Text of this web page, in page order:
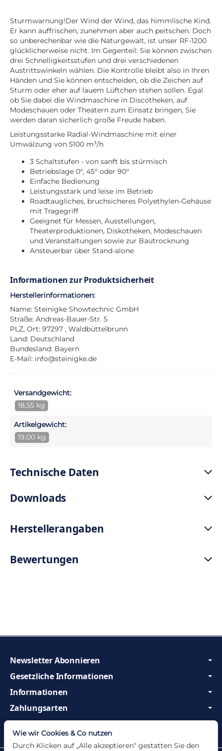
Sturmwarnung!Der Wind der Wind, das himmlische Kind.
Er kann auffrischen, zunehmen aber auch peitschen. Doch
so unberechenbar wie die Naturgewalt, ist unser RF-1200
glücklicherweise nicht. Im Gegenteil: Sie können zwischen
drei Schnelligkeitsstufen und drei verschiedenen
Austrittswinkeln wählen. Die Kontrolle bleibt also in Ihren
Händen und Sie können entscheiden, ob die Zeichen auf
Sturm oder eher auf lauem Lüftchen stehen sollen. Egal
ob Sie dabei die Windmaschine in Discotheken, auf
Modeschauen oder Theatern zum Einsatz bringen, Sie
werden daran sicherlich große Freude haben.
Leistungsstarke Radial-Windmaschine mit einer
Umwälzung von 5100 m³/h
3 Schaltstufen - von sanft bis stürmisch
Betriebslage 0°, 45° oder 90°
Einfache Bedienung
Leistungsstark und leise im Betrieb
Roadtaugliches, bruchsicheres Polyethylen-Gehäuse
mit Tragegriff
Geeignet für Messen, Ausstellungen,
Theaterproduktionen, Diskotheken, Modeschauen
und Veranstaltungen sowie zur Bautrocknung
Ansteuerbar über Stand-alone
Informationen zur Produktsicherheit
Herstellerinformationen:
Name: Steinigke Showtechnic GmbH
Straße: Andreas-Bauer-Str. 5
PLZ, Ort: 97297 , Waldbüttelbrunn
Land: Deutschland
Bundesland: Bayern
E-Mail: info@steinigke.de
Versandgewicht:
18,55 kg
Artikelgewicht:
19,00 kg
Technische Daten
Downloads
Herstellerangaben
Bewertungen
Gesetzliche Informationen
Informationen
Zahlungsarten
Wir sind Profis und beraten Sie gerne!
Newsletter Abonnieren
Wie wir Cookies & Co nutzen
Durch Klicken auf „Alle akzeptieren“ gestatten Sie den